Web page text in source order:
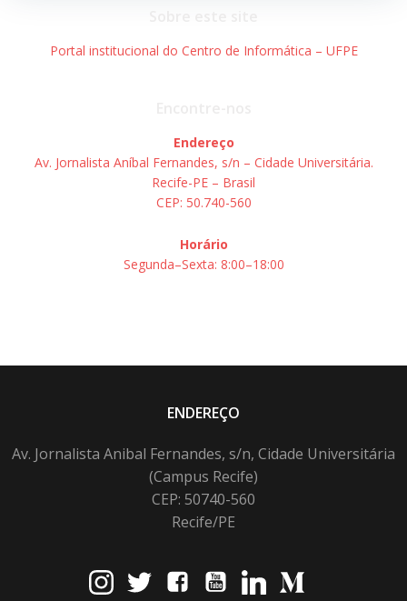
Portal institucional do Centro de Informática – UFPE
Endereço
Av. Jornalista Aníbal Fernandes, s/n – Cidade Universitária.
Recife-PE – Brasil
CEP: 50.740-560
Horário
Segunda–Sexta: 8:00–18:00
ENDEREÇO
Av. Jornalista Anibal Fernandes, s/n, Cidade Universitária
(Campus Recife)
CEP: 50740-560
Recife/PE